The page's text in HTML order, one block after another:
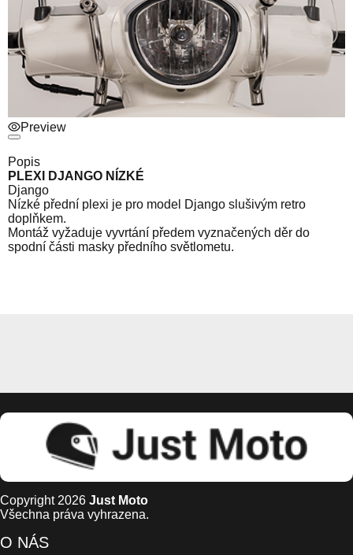
Preview
Popis
PLEXI DJANGO NÍZKÉ
Django
Nízké přední plexi je pro model Django slušivým retro
doplňkem.
Montáž vyžaduje vyvrtání předem vyznačených děr do
spodní části masky předního světlometu.
Copyright 2026 Just Moto
Všechna práva vyhrazena.
O NÁS